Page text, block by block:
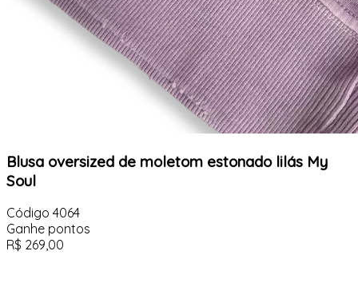
Blusa oversized de moletom estonado lilás My
Soul
Código 4064
Ganhe pontos
R$ 269,00